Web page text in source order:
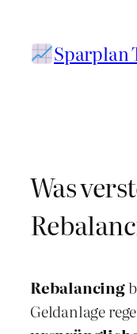
Inhalt
springenSparplan
Was
Rebalancing
Geldanlage